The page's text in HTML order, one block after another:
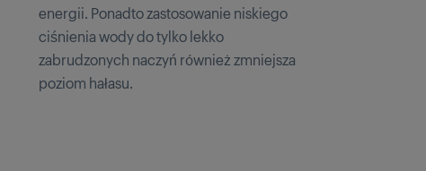
energii. Ponadto zastosowanie niskiego
ciśnienia wody do tylko lekko
zabrudzonych naczyń również zmniejsza
poziom hałasu.